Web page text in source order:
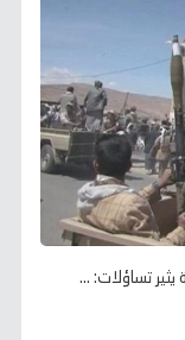
يثير تساؤلات: ...